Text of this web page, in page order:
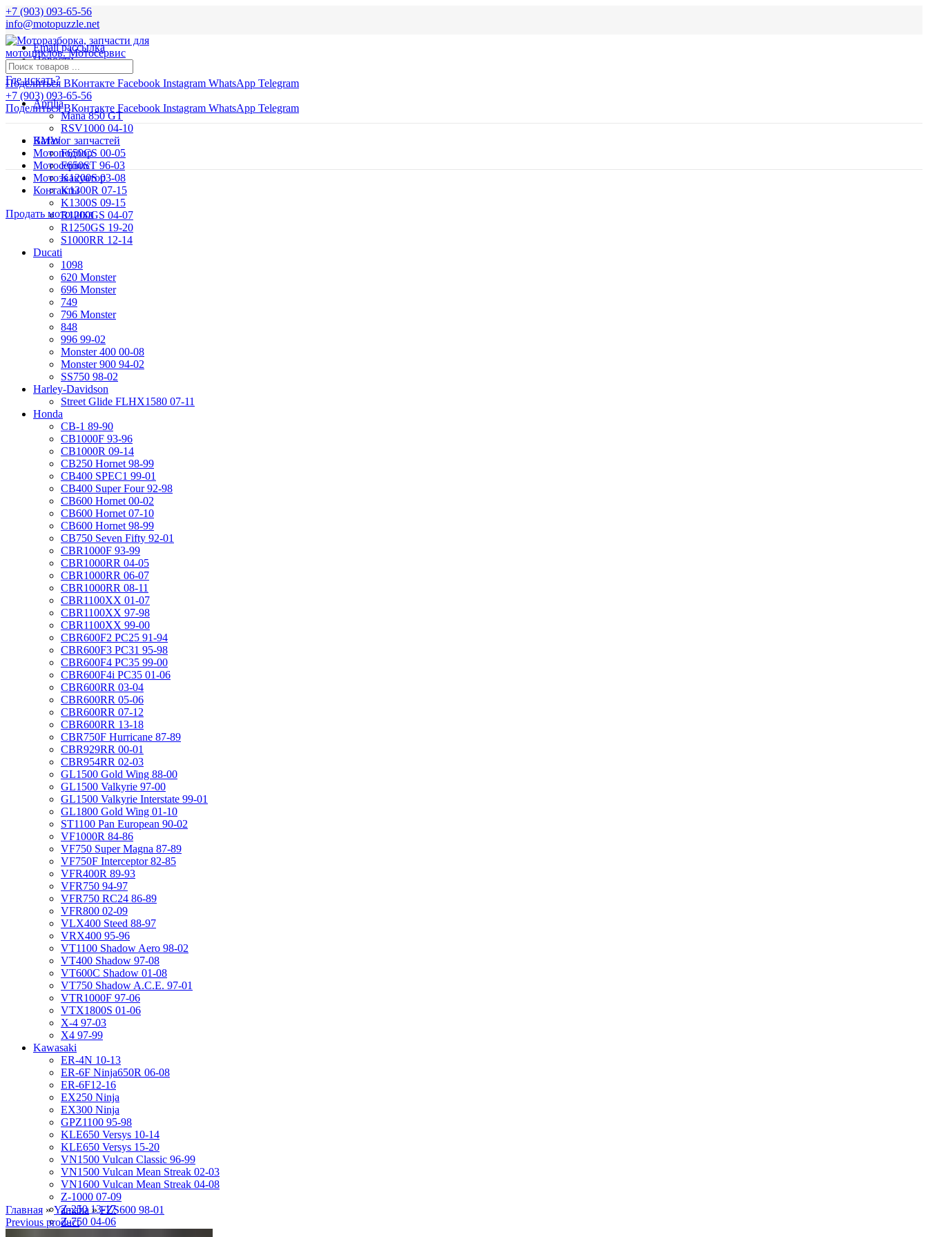
+7 (903) 093-65-56
info@motopuzzle.net
Email рассылка
Новости
Поделиться ВКонтакте Facebook Instagram WhatsApp Telegram
+7 (903) 093-65-56
Поделиться ВКонтакте Facebook Instagram WhatsApp Telegram
Где искать?
Aprilia
Mana 850 GT
RSV1000 04-10
BMW
F650CS 00-05
F650ST 96-03
K1200S 03-08
K1300R 07-15
K1300S 09-15
R1200GS 04-07
R1250GS 19-20
S1000RR 12-14
Ducati
1098
620 Monster
696 Monster
749
796 Monster
848
996 99-02
Monster 400 00-08
Monster 900 94-02
SS750 98-02
Harley-Davidson
Street Glide FLHX1580 07-11
Honda
CB-1 89-90
CB1000F 93-96
CB1000R 09-14
CB250 Hornet 98-99
CB400 SPEC1 99-01
CB400 Super Four 92-98
CB600 Hornet 00-02
CB600 Hornet 07-10
CB600 Hornet 98-99
CB750 Seven Fifty 92-01
CBR1000F 93-99
CBR1000RR 04-05
CBR1000RR 06-07
CBR1000RR 08-11
CBR1100XX 01-07
CBR1100XX 97-98
CBR1100XX 99-00
CBR600F2 PC25 91-94
CBR600F3 PC31 95-98
CBR600F4 PC35 99-00
CBR600F4i PC35 01-06
CBR600RR 03-04
CBR600RR 05-06
CBR600RR 07-12
CBR600RR 13-18
CBR750F Hurricane 87-89
CBR929RR 00-01
CBR954RR 02-03
GL1500 Gold Wing 88-00
GL1500 Valkyrie 97-00
GL1500 Valkyrie Interstate 99-01
GL1800 Gold Wing 01-10
ST1100 Pan European 90-02
VF1000R 84-86
VF750 Super Magna 87-89
VF750F Interceptor 82-85
VFR400R 89-93
VFR750 94-97
VFR750 RC24 86-89
VFR800 02-09
VLX400 Steed 88-97
VRX400 95-96
VT1100 Shadow Aero 98-02
VT400 Shadow 97-08
VT600C Shadow 01-08
VT750 Shadow A.C.E. 97-01
VTR1000F 97-06
VTX1800S 01-06
X-4 97-03
X4 97-99
Kawasaki
ER-4N 10-13
ER-6F Ninja650R 06-08
ER-6F12-16
EX250 Ninja
EX300 Ninja
GPZ1100 95-98
KLE650 Versys 10-14
KLE650 Versys 15-20
VN1500 Vulcan Classic 96-99
VN1500 Vulcan Mean Streak 02-03
VN1600 Vulcan Mean Streak 04-08
Z-1000 07-09
Z-250 13-17
Z-750 04-06
Каталог запчастей
Мотоподбор
Мотосервис
Мотоэвакуатор
Контакты
Продать мотоцикл
Главная »Yamaha »FZS600 98-01
Previous product